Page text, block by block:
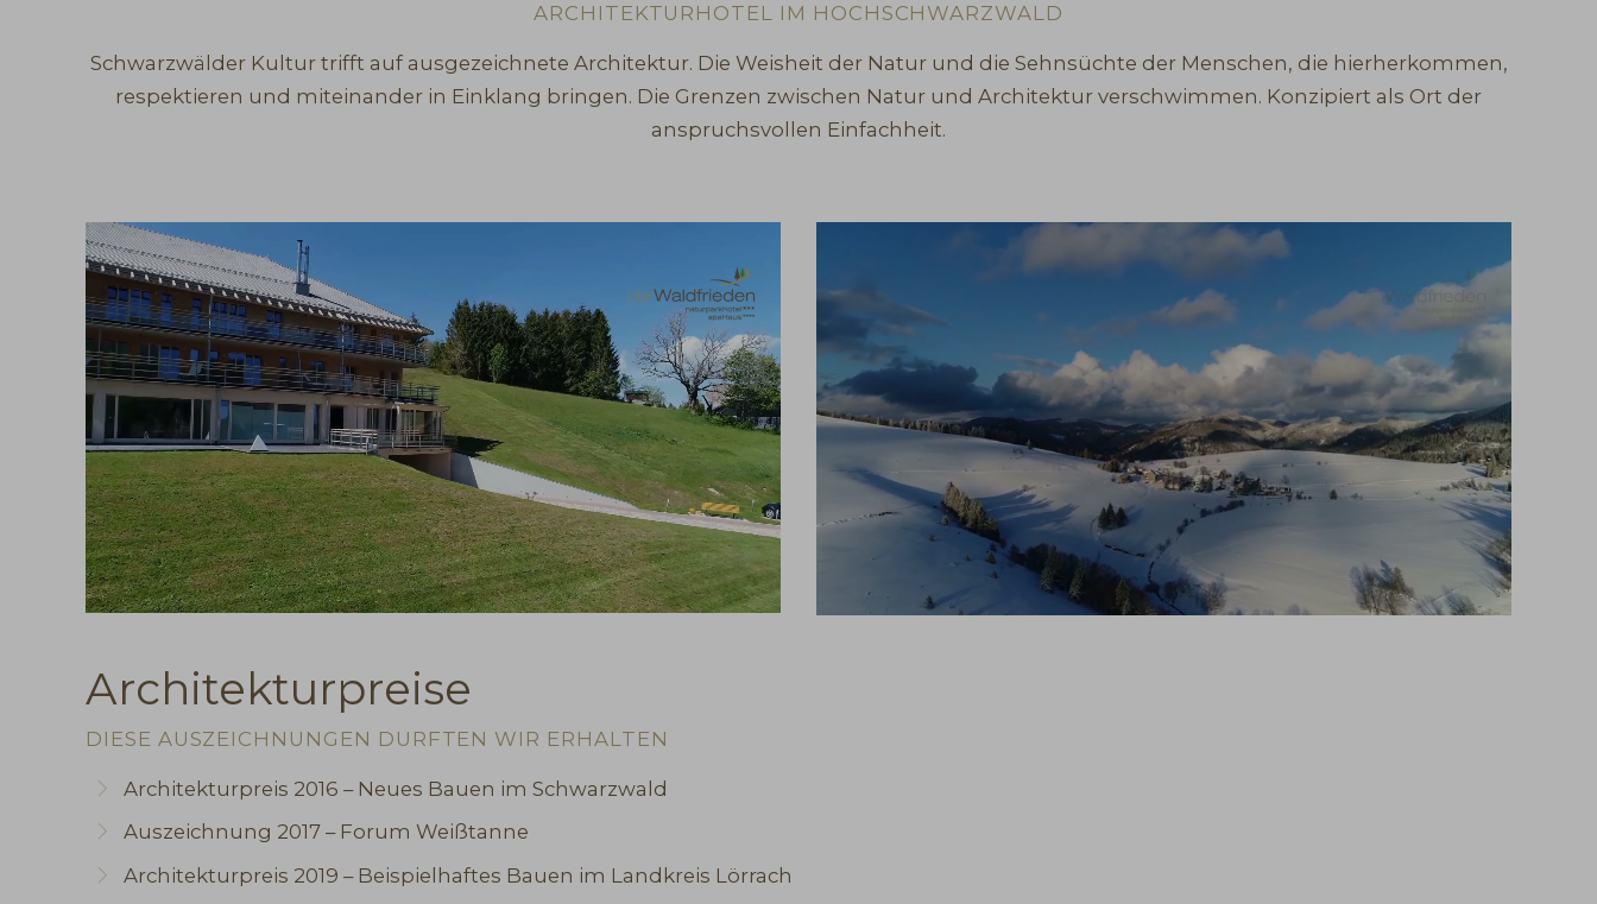
ARCHITEKTURHOTEL IM HOCHSCHWARZWALD
Schwarzwälder Kultur trifft auf ausgezeichnete Architektur. Die Weisheit der Natur und die Sehnsüchte der Menschen, die hierherkommen,
respektieren und miteinander in Einklang bringen. Die Grenzen zwischen Natur und Architektur verschwimmen. Konzipiert als Ort der
anspruchsvollen Einfachheit.
Architekturpreise
DIESE AUSZEICHNUNGEN DURFTEN WIR ERHALTEN
Architekturpreis 2016 – Neues Bauen im Schwarzwald
Auszeichnung 2017 – Forum Weißtanne
Architekturpreis 2019 – Beispielhaftes Bauen im Landkreis Lörrach